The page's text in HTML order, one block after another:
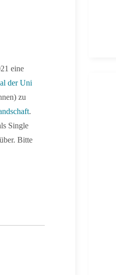
eine
der Uni
zu
.
Single
Bitte